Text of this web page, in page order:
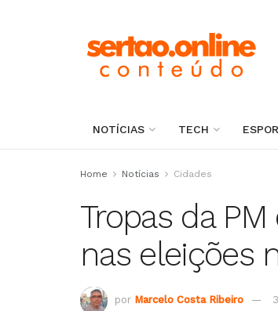
NOTÍCIAS TECH
Home Notícias Cidades
Tropas da
nas eleições
por Marcelo Costa Ribeiro